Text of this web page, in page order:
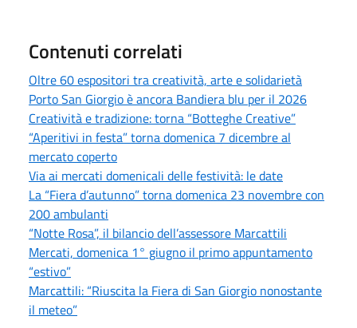
Contenuti correlati
Oltre 60 espositori tra creatività, arte e solidarietà
Porto San Giorgio è ancora Bandiera blu per il 2026
Creatività e tradizione: torna “Botteghe Creative”
“Aperitivi in festa” torna domenica 7 dicembre al
mercato coperto
Via ai mercati domenicali delle festività: le date
La “Fiera d’autunno” torna domenica 23 novembre con
200 ambulanti
“Notte Rosa”, il bilancio dell’assessore Marcattili
Mercati, domenica 1° giugno il primo appuntamento
“estivo”
Marcattili: “Riuscita la Fiera di San Giorgio nonostante
il meteo”